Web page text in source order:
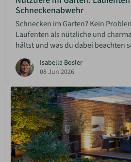
Schneckenabwehr
Schnecken im Garten? Kein
Laufenten als nützliche und
hältst und was du dabei beachten
Isabella Bosler
08 Jun 2026